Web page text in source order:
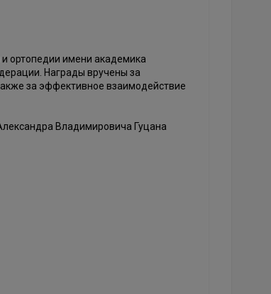
ортопедии имени академика
Награды вручены за
за эффективное взаимодействие
Владимировича Гуцана